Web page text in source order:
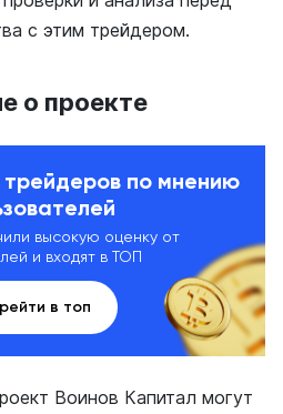
с этим трейдером.
о проекте
трейдеров по мнению
высокую оценку от
и входят в ТОП
в топ
Воинов Капитал могут